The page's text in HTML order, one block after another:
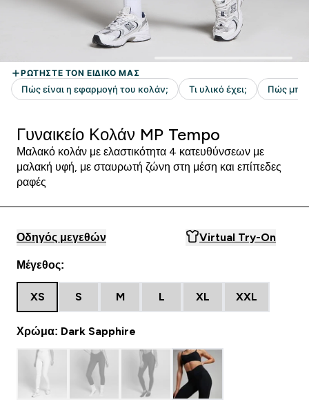
Γυναικείο Κολάν MP Tempo
Μαλακό κολάν με ελαστικότητα 4 κατευθύνσεων με
μαλακή υφή, με σταυρωτή ζώνη στη μέση και επίπεδες
ραφές
Οδηγός μεγεθών Virtual Try-On
Μέγεθος:
XS S M L XL XXL
Χρώμα: Dark Sapphire